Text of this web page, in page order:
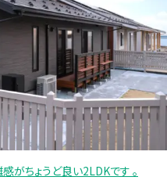
がちょうど良い2LDKです 。